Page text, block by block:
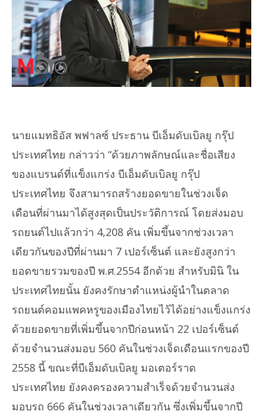
นายแมทธิอัส พฟาลซ์ ประธาน บีเอ็มดับเบิลยู กรุ๊ป
ประเทศไทย กล่าวว่า “ด้วยภาพลักษณ์และชื่อเสียง
ของแบรนด์ที่แข็งแกร่ง บีเอ็มดับเบิลยู กรุ๊ป
ประเทศไทย จึงสามารถสร้างยอดขายในช่วงเจ็ด
เดือนที่ผ่านมาได้สูงสุดเป็นประวัติการณ์ โดยส่งมอบ
รถยนต์ไปแล้วกว่า 4,208 คัน เพิ่มขึ้นจากช่วงเวลา
เดียวกันของปีที่ผ่านมา 7 เปอร์เซ็นต์ และยังสูงกว่า
ยอดขายรวมของปี พ.ศ.2554 อีกด้วย สำหรับมินิ ใน
ประเทศไทยนั้น ยังคงรักษาตำแหน่งผู้นำในตลาด
รถยนต์คอมแพคหรูของเมืองไทยไว้ได้อย่างแข็งแกร่ง
ด้วยยอดขายที่เพิ่มขึ้นจากปีก่อนหน้า 22 เปอร์เซ็นต์
ด้วยจำนวนส่งมอบ 560 คันในช่วงเจ็ดเดือนแรกของปี
2558 นี้ ขณะที่บีเอ็มดับเบิลยู มอเตอร์ราด
ประเทศไทย ยังคงครองความสำเร็จด้วยจำนวนส่ง
มอบรถ 666 คันในช่วงเวลาเดียวกัน ซึ่งเพิ่มขึ้นจากปี